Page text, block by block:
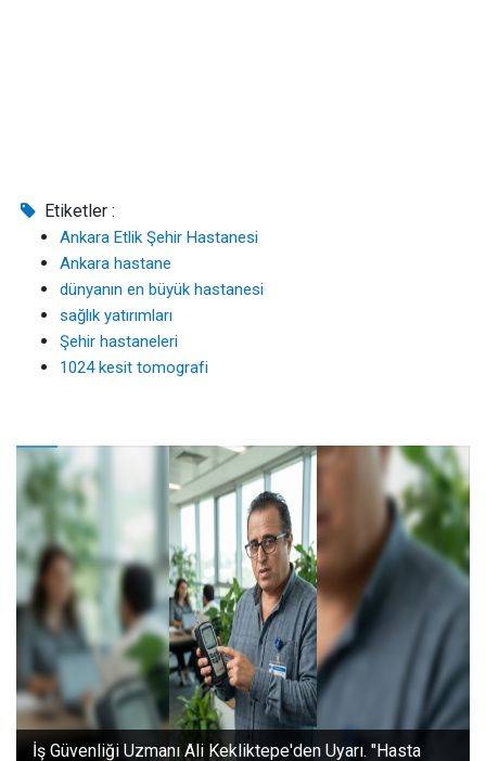
Etiketler :
Ankara Etlik Şehir Hastanesi
Ankara hastane
dünyanın en büyük hastanesi
sağlık yatırımları
Şehir hastaneleri
1024 kesit tomografi